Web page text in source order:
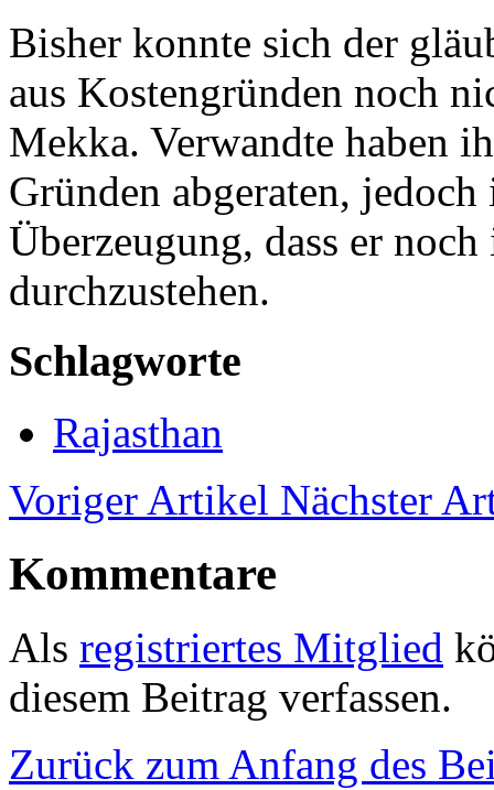
Bisher konnte sich der
aus Kostengründen noch
Mekka. Verwandte haben
Gründen abgeraten,
Überzeugung, dass er
durchzustehen.
Schlagworte
Rajasthan
Voriger Artikel Nächster
Kommentare
Als registriertes Mitglied
diesem Beitrag verfassen.
Zurück zum Anfang des